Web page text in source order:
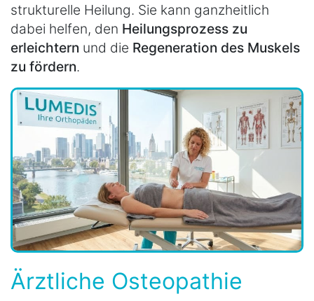
strukturelle Heilung. Sie kann ganzheitlich
dabei helfen, den Heilungsprozess zu
erleichtern und die Regeneration des Muskels
zu fördern.
Ärztliche Osteopathie